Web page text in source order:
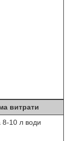
витрати
8-10 л води